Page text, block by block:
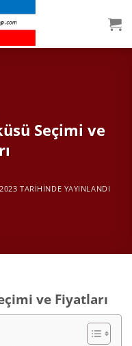
Seçimi ve
TARIHINDE YAYINLANDI
ve Fiyatları